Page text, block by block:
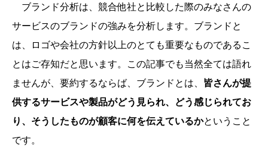
ブランド分析は、競合他社と比較した際のみなさんの
サービスのブランドの強みを分析します。ブランドと
は、ロゴや会社の方針以上のとても重要なものであるこ
とはご存知だと思います。この記事でも当然全ては語れ
ませんが、要約するならば、ブランドとは、 皆さんが提
供するサービスや製品がどう見られ、どう感じられてお
り、そうしたものが顧客に何を伝えているかということ
です。